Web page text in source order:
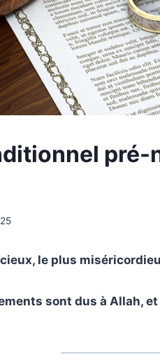
le plus
sont dus à Allah,